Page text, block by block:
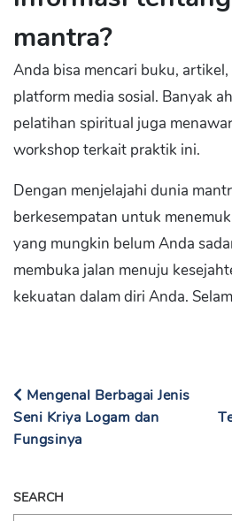
mantra?
Anda bisa mencari buku,
platform media sosial. Banyak
pelatihan spiritual juga
workshop terkait praktik ini.
Dengan menjelajahi dunia
berkesempatan untuk
yang mungkin belum Anda
membuka jalan menuju
kekuatan dalam diri Anda.
Mengenal Berbagai Jenis
Seni Kriya Logam dan
Fungsinya
SEARCH